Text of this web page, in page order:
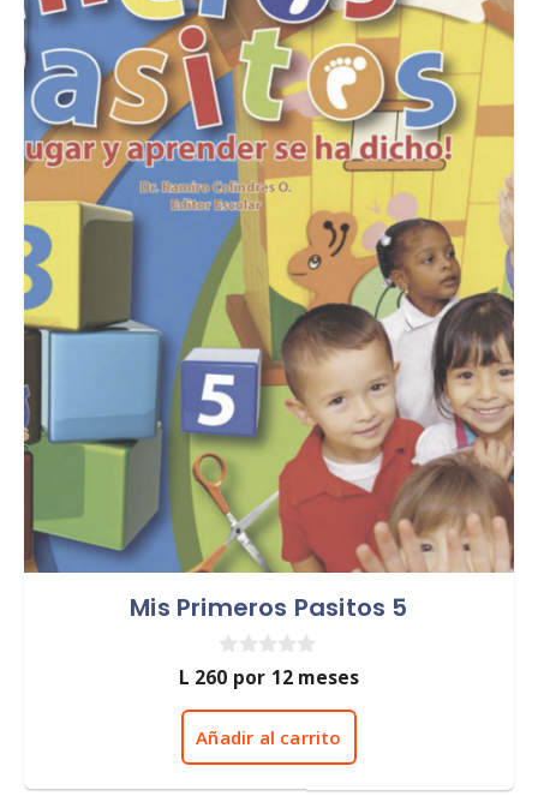
Mis Primeros Pasitos 5
0
d
e
L 260 por 12 meses
Añadir al carrito